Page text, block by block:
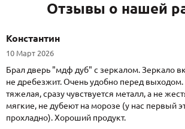
Отзывы о нашей
Константин
10 Март 2026
Брал дверь "мдф дуб" с зеркалом. Зеркало
не дребезжит. Очень удобно перед
тяжелая, сразу чувствуется металл, а не
мягкие, не дубеют на морозе (у нас первый
прохладно). Хороший продукт.